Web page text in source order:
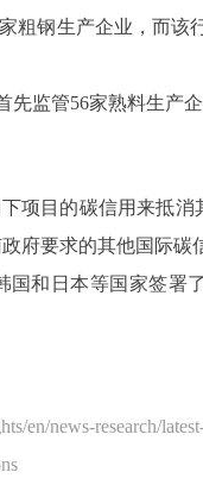
钢生产企业，而该
监管56家熟料生产
目的碳信用来抵消
府要求的其他国际碳
和日本等国家签署
en/news-research/